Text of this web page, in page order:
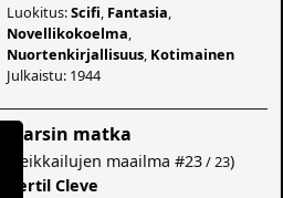
Luokitus:Scifi Fantasia
Novellikokoelma
Nuortenkirjallisuus Kotimainen
Julkaistu: 1944
Marsin matka
Seikkailujen maailma #23/ 23)
Bertil Cleve